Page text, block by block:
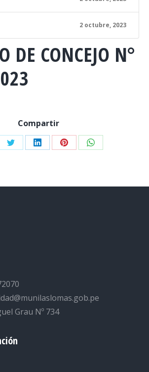
2 octubre, 2023
DE CONCEJO N°
Compartir
Share Share Share Share
Grau Nº 734